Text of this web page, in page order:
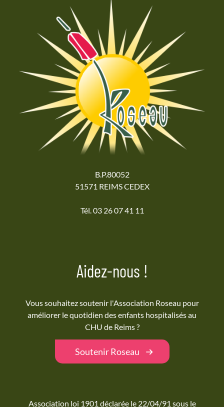
B.P.80052
51571 REIMS CEDEX
Tél. 03 26 07 41 11
Aidez-nous !
Vous souhaitez soutenir l'Association Roseau pour
améliorer le quotidien des enfants hospitalisés au
CHU de Reims ?
Soutenir Roseau
Association loi 1901 déclarée le 22/04/91 sous le